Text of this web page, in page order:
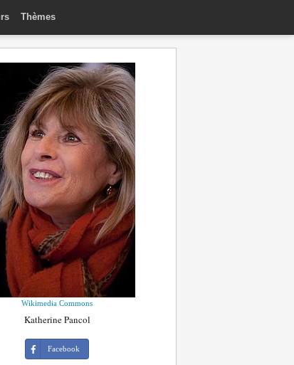
Thèmes
Wikimedia Commons
Katherine Pancol
Facebook